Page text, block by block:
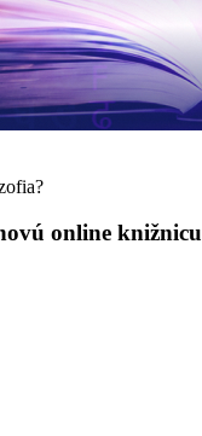
online knižnicu